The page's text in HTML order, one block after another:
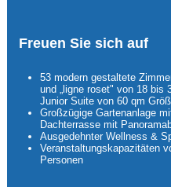
Freuen Sie sich auf
53 modern gestaltete
und „ligne roset" von 18 bis
Junior Suite von 60 qm
Großzügige Gartenanlage
Dachterrasse mit
Ausgedehnter Wellness &
Veranstaltungskapazitäten
Personen